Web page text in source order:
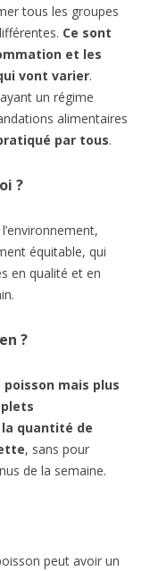
tous les groupes
Ce sont
et les
vont varier.
un régime
alimentaires
par tous.
?
équitable, qui
en qualité et en
?
mais plus
quantité de
, sans pour
de la semaine.
peut avoir un